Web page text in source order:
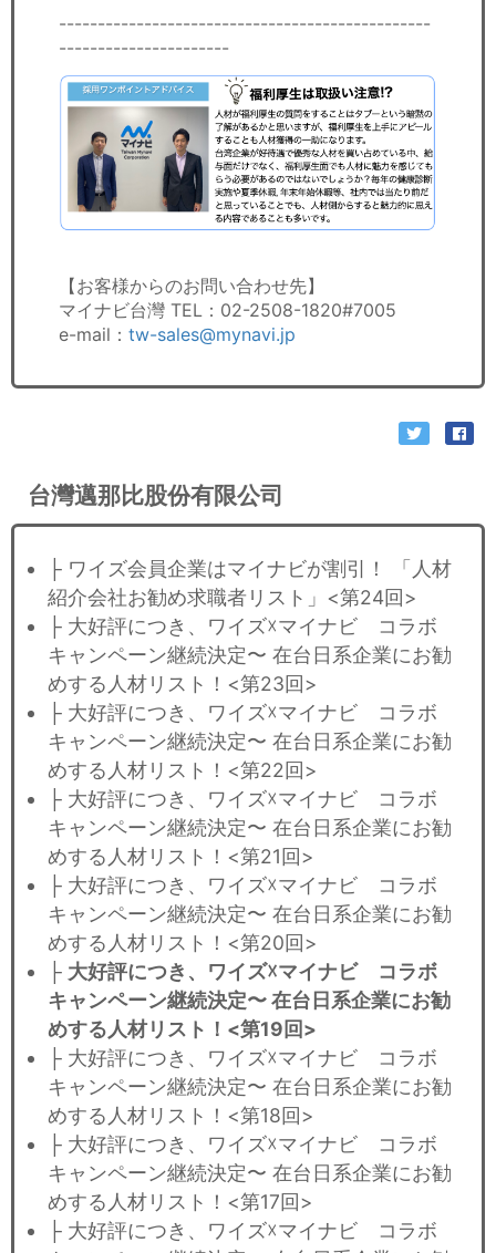
------------------------------------------------
----------------------
【お客様からのお問い合わせ先】
マイナビ台灣 TEL：02-2508-1820#7005
e-mail： tw-sales@mynavi.jp
台灣邁那比股份有限公司
├ ワイズ会員企業はマイナビが割引！ 「人材
紹介会社お勧め求職者リスト」<第24回>
├ 大好評につき、ワイズ☓マイナビ コラボ
キャンペーン継続決定〜 在台日系企業にお勧
めする人材リスト！<第23回>
├ 大好評につき、ワイズ☓マイナビ コラボ
キャンペーン継続決定〜 在台日系企業にお勧
めする人材リスト！<第22回>
├ 大好評につき、ワイズ☓マイナビ コラボ
キャンペーン継続決定〜 在台日系企業にお勧
めする人材リスト！<第21回>
├ 大好評につき、ワイズ☓マイナビ コラボ
キャンペーン継続決定〜 在台日系企業にお勧
めする人材リスト！<第20回>
├ 大好評につき、ワイズ☓マイナビ コラボ
キャンペーン継続決定〜 在台日系企業にお勧
めする人材リスト！<第19回>
├ 大好評につき、ワイズ☓マイナビ コラボ
キャンペーン継続決定〜 在台日系企業にお勧
めする人材リスト！<第18回>
├ 大好評につき、ワイズ☓マイナビ コラボ
キャンペーン継続決定〜 在台日系企業にお勧
めする人材リスト！<第17回>
├ 大好評につき、ワイズ☓マイナビ コラボ